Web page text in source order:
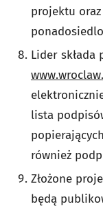
projektu
Lider
lista
również
Złożone
będą